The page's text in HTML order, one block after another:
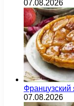
07.08.2026
07.08.2026